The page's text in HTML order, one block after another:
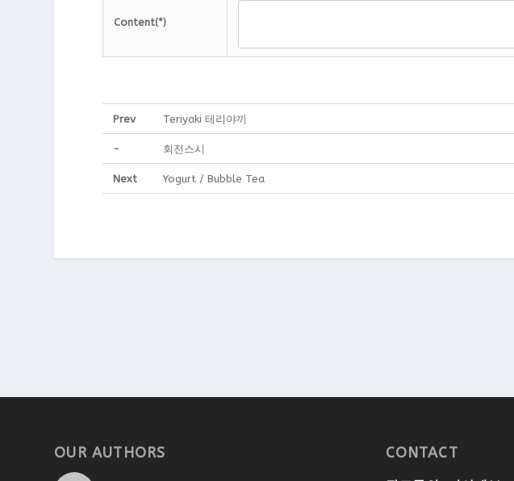
Content(*)
Prev Teriyaki 테리야끼
- 회전스시
Next Yogurt / Bubble Tea
OUR AUTHORS CONTACT